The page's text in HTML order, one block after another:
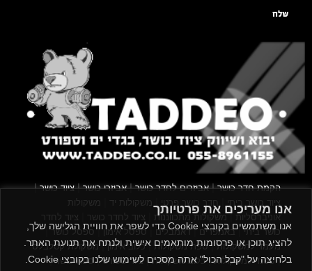
אנו מעריכים את פרטיותך
אנו משתמשים בקובצי Cookie כדי לשפר את חוויית הגלישה שלך,
להציג תוכן או פרסומות מותאמים אישית ולנתח את תנועת האתר.
בלחיצה על "קבל הכול" אתה מסכים לשימוש שלנו בקובצי Cookie.
שלח
הקמת חדר כושר|אביזרים לחדר כושר|אביזרי כושר|ציוד כושר|
ציוד כושר ביתי חדר כושר פרטי משקולות יד
משקולות
אוניברסליות |משקולות מתכווננות ציוד לחדר כושר
ציוד לחדר
כושר ביתי|באמפרים |דאמבלים |ספסל אימון | ספסל כושר|
מעמד למשקולות|ספת משקולות |כלוב אימון|משקולת קטלבלס
|סטנד למשקולות|כלוב משקולות|ציוד ספורט|ספת כושר|